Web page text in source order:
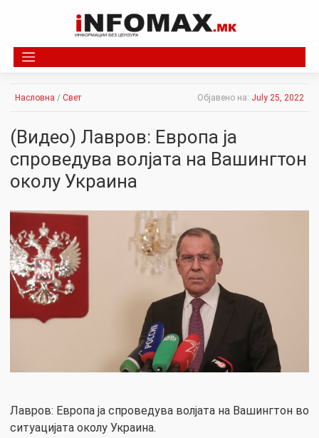
Насловна / Свет Објавено на: July 25, 2022
(Видео) Лавров: Европа ја
спроведува волјата на Вашингтон
околу Украина
Лавров: Европа ја спроведува волјата на Вашингтон во
ситуацијата околу Украина.